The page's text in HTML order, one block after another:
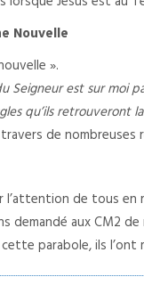
Nouvelle
».
Seigneur est sur moi
qu’ils
de nombreuses
de tous
demandé aux CM2
parabole, ils l’ont